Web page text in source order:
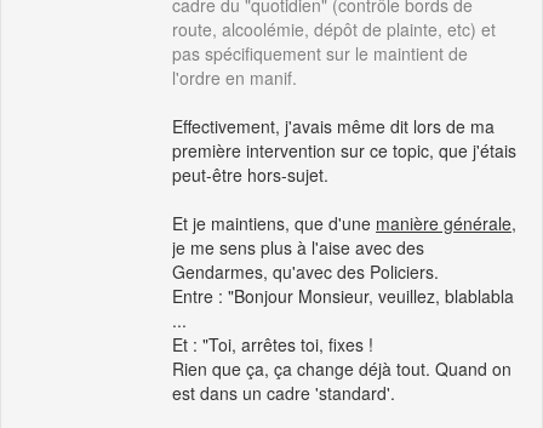
cadre du "quotidien" (contrôle bords de
route, alcoolémie, dépôt de plainte, etc) et
pas spécifiquement sur le maintient de
l'ordre en manif.
Effectivement, j'avais même dit lors de ma
première intervention sur ce topic, que j'étais
peut-être hors-sujet.
Et je maintiens, que d'une manière générale,
je me sens plus à l'aise avec des
Gendarmes, qu'avec des Policiers.
Entre : "Bonjour Monsieur, veuillez, blablabla
...
Et : "Toi, arrêtes toi, fixes !
Rien que ça, ça change déjà tout. Quand on
est dans un cadre 'standard'.